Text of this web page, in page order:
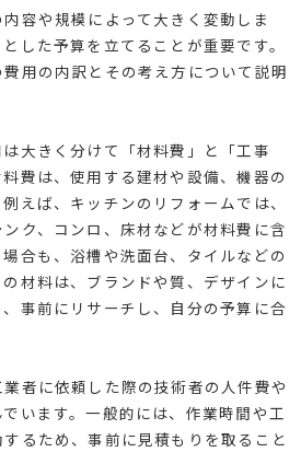
容や規模によって大きく変動しま
した予算を立てることが重要です。
用の内訳とその考え方について説明
大きく分けて「材料費」と「工事
費は、使用する建材や設備、機器の
えば、キッチンのリフォームでは、
ク、コンロ、床材などが材料費に含
合も、浴槽や洗面台、タイルなどの
材料は、ブランドや質、デザインに
事前にリサーチし、自分の予算に合
者に依頼した際の技術者の人件費や
います。一般的には、作業時間や工
るため、事前に見積もりを取ること